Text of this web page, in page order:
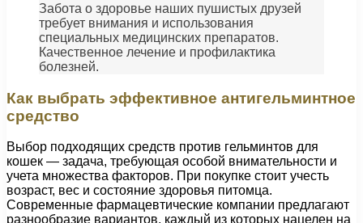
Забота о здоровье наших пушистых друзей
требует внимания и использования
специальных медицинских препаратов.
Качественное лечение и профилактика
болезней.
Как выбрать эффективное антигельминтное
средство
Выбор подходящих средств против гельминтов для
кошек — задача, требующая особой внимательности и
учета множества факторов. При покупке стоит учесть
возраст, вес и состояние здоровья питомца.
Современные фармацевтические компании предлагают
разнообразие вариантов, каждый из которых нацелен на